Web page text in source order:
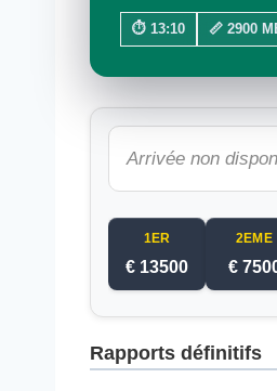
⏱ 13:10 📏 2900
Arrivée non
1ER
€ 13500
2EME
€
Rapports définitifs